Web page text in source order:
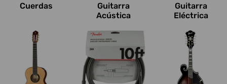
Cuerdas
Guitarra
Acústica
Guitarra
Eléctrica